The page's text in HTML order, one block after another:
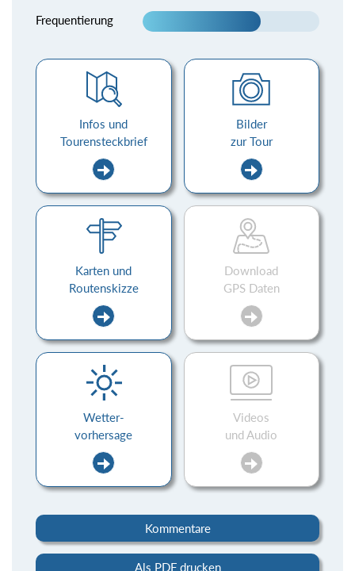
Frequentierung
Infos und
Tourensteckbrief
Bilder
zur Tour
Karten und
Routenskizze
Download
GPS Daten
Wetter-
vorhersage
Videos
und Audio
Kommentare
Als PDF drucken